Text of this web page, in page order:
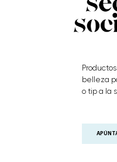
belleza
o tip a la